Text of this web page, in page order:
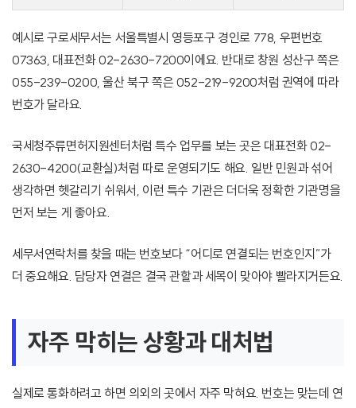
예시로 구로세무서는 서울특별시 영등포구 경인로 778, 우편번호
07363, 대표전화 02-2630-7200이에요. 반대로 창원 성산구 쪽은
055-239-0200, 울산 북구 쪽은 052-219-9200처럼 권역에 따라
번호가 달라요.
국세청주류면허지원센터처럼 특수 업무를 보는 곳은 대표전화 02-
2630-4200(교환실)처럼 따로 운영되기도 해요. 일반 민원과 섞어
생각하면 헷갈리기 쉬워서, 이런 특수 기관은 더더욱 정확한 기관명을
먼저 보는 게 좋아요.
세무서연락처를 찾을 때는 번호보다 “어디로 연결되는 번호인지”가
더 중요해요. 담당자 연결은 결국 관할과 세목이 맞아야 빨라지거든요.
자주 막히는 상황과 대처법
실제로 통화하려고 하면 의외의 곳에서 자주 막혀요. 번호는 맞는데 연